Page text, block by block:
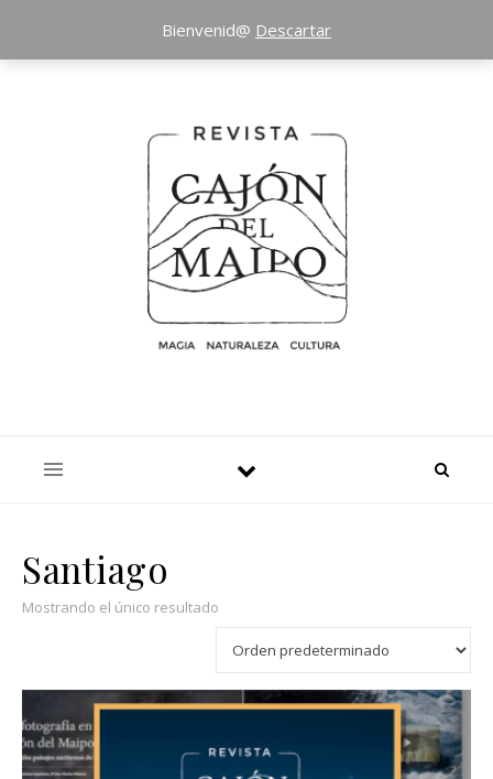
Santiago
Mostrando el único resultado
Bienvenid@ Descartar